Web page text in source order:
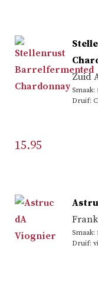
Zuid
Druif:
15.95
Druif: